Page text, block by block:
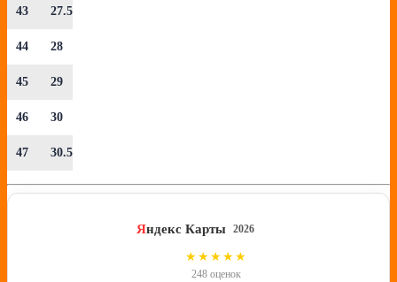
43 27.5
44 28
45 29
46 30
47 30.5
Яндекс Карты 2026
★★★★★
248 оценок